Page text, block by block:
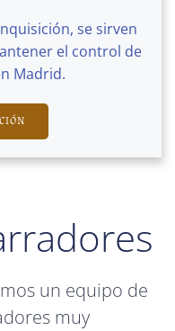
se sirven
el control de
Madrid.
un equipo de
muy